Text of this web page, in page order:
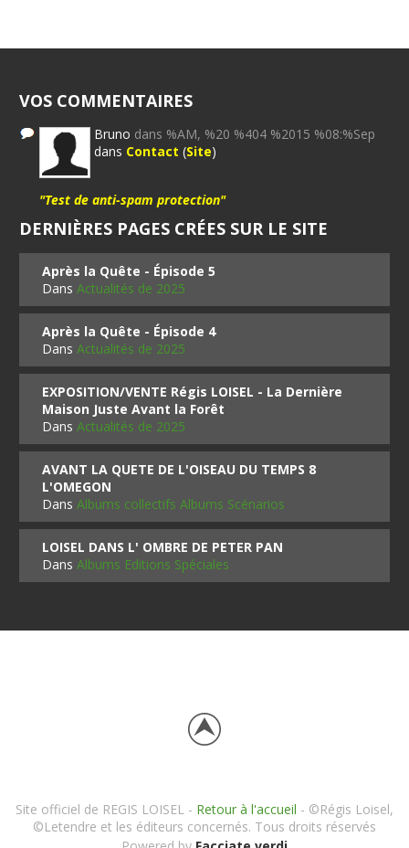
VOS COMMENTAIRES
Bruno dans %AM, %20 %404 %2015 %08:%Sep
dans Contact (Site)
"Test de anti-spam protection"
DERNIÈRES PAGES CRÉES SUR LE SITE
Après la Quête - Épisode 5
DansActualités de 2025
Après la Quête - Épisode 4
DansActualités de 2025
EXPOSITION/VENTE Régis LOISEL - La Dernière
Maison Juste Avant la Forêt
DansActualités de 2025
AVANT LA QUETE DE L'OISEAU DU TEMPS 8
L'OMEGON
DansAlbums collectifs Albums Scénarios
LOISEL DANS L' OMBRE DE PETER PAN
DansAlbums Editions Spéciales
Site officiel de REGIS LOISEL - Retour à l'accueil - ©Régis Loisel,
©Letendre et les éditeurs concernés. Tous droits réservés